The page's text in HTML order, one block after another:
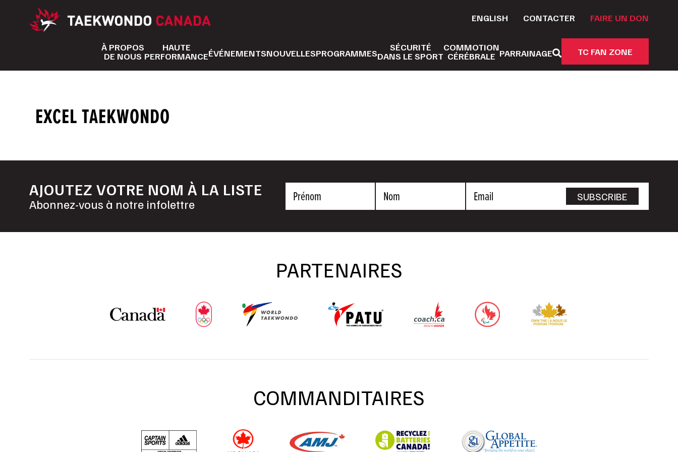
ENGLISH CONTACTER FAIRE UN DON
À PROPOS
DE NOUS
HAUTE
PERFORMANCEÉVÉNEMENTSNOUVELLESPROGRAMMES
SÉCURITÉ
DANS LE SPORT
COMMOTION
CÉRÉBRALE PARRAINAGE TC FAN ZONE
EXCEL TAEKWONDO
AJOUTEZ VOTRE NOM À LA LISTE
Abonnez-vous à notre infolettre
Prénom Nom Email SUBSCRIBE
PARTENAIRES
COMMANDITAIRES